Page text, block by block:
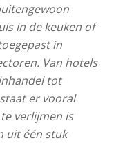
in de keuken of
in
Van hotels
tot
er vooral
verlijmen is
uit één stuk